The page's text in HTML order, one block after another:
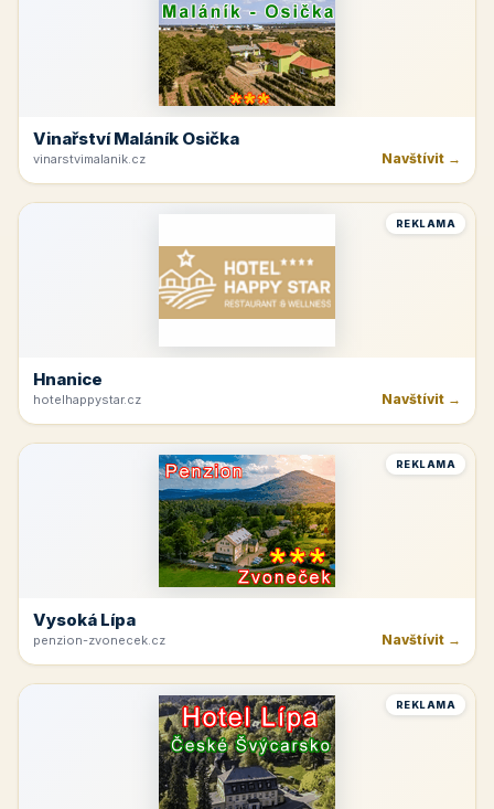
Vinařství Maláník Osička
vinarstvimalanik.cz Navštívit →
REKLAMA
Hnanice
hotelhappystar.cz Navštívit →
REKLAMA
Vysoká Lípa
penzion-zvonecek.cz Navštívit →
REKLAMA